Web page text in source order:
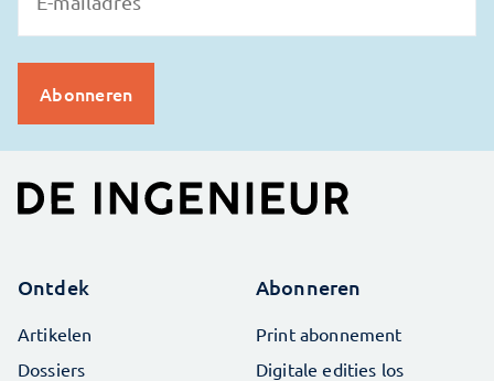
Ontdek
Artikelen
Dossiers
Abonneren
Print abonnement
Digitale edities los